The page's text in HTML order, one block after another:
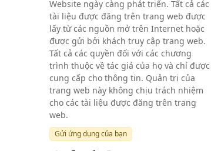
Website ngày càng phát triển. Tất cả các
tài liệu được đăng trên trang web được
lấy từ các nguồn mở trên Internet hoặc
được gửi bởi khách truy cập trang web.
Tất cả các quyền đối với các chương
trình thuộc về tác giả của họ và chỉ được
cung cấp cho thông tin. Quản trị của
trang web này không chịu trách nhiệm
cho các tài liệu được đăng trên trang
web.
Gửi ứng dụng của bạn